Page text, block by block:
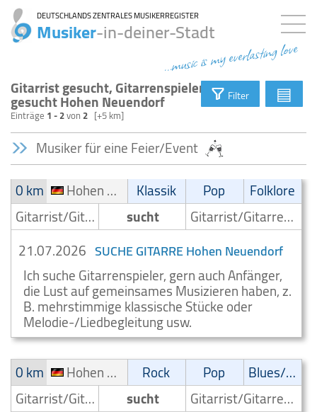
DEUTSCHLANDS ZENTRALES MUSIKERREGISTER
Musiker-in-deiner-Stadt
...music is my everlasting love
Gitarrist gesucht, Gitarrenspieler
gesucht Hohen Neuendorf
Einträge 1 - 2von2 [+5 km]
Filter ▤
Musiker für eine Feier/Event
0 km
Hohen Neuendorf Klassik Pop
Folklore
Gitarrist/Gitarrenspieler
sucht
Gitarrist/Gitarrenspieler
21.07.2026 SUCHE GITARRE Hohen Neuendorf
Ich suche Gitarrenspieler, gern auch Anfänger,
die Lust auf gemeinsames Musizieren haben, z.
B. mehrstimmige klassische Stücke oder
Melodie-/Liedbegleitung usw.
0 km
Hohen Neuendorf Rock Pop
Blues/Swing
Gitarrist/Gitarrenspieler
sucht Gitarrist/Gitarrenspieler